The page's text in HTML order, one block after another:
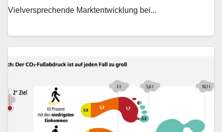
Vielversprechende Marktentwicklung bei...